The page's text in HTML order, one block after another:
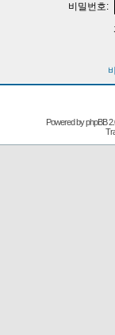
비밀번호:
Powered byphpBB